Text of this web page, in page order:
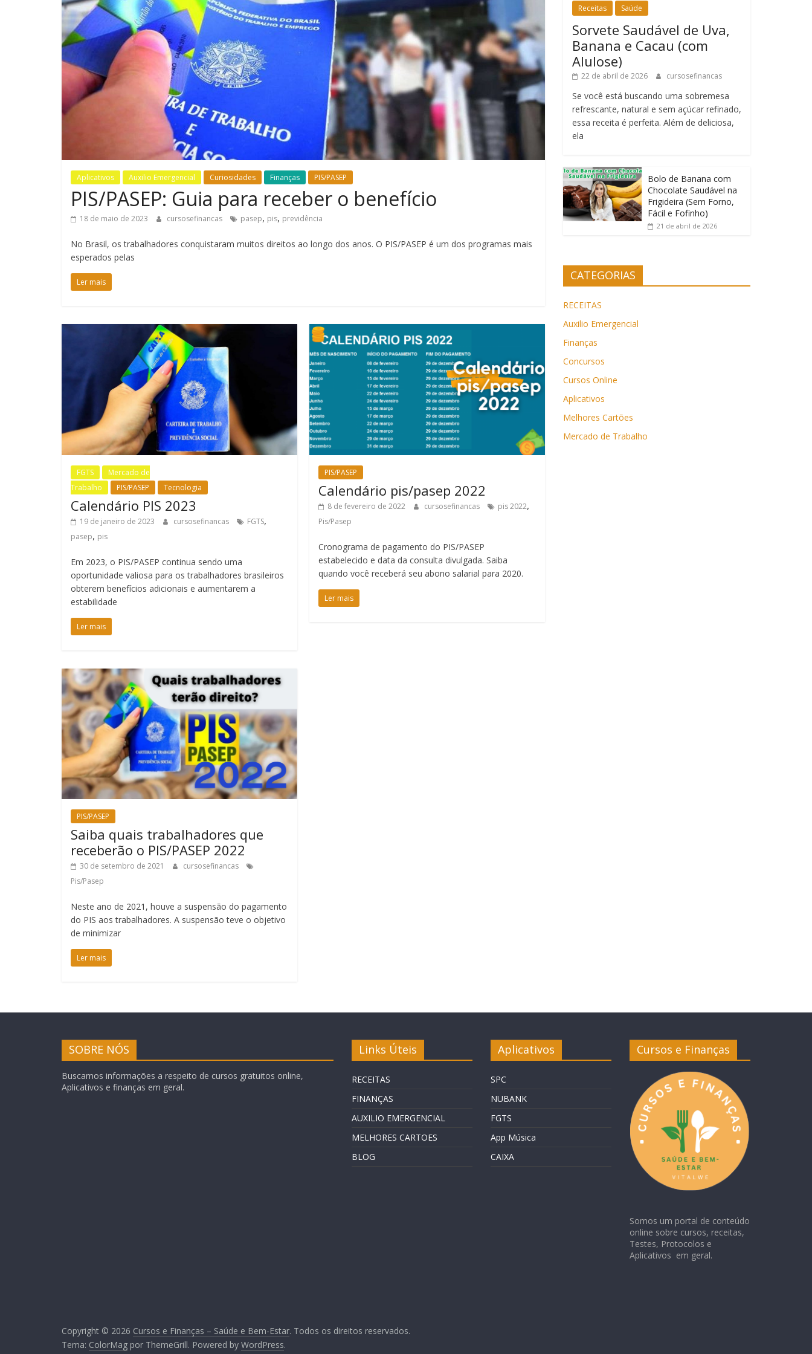
Aplicativos Auxilio Emergencial Curiosidades Finanças PIS/PASEP
PIS/PASEP: Guia para receber o benefício
18 de maio de 2023 cursosefinancas pasep, pis, previdência
No Brasil, os trabalhadores conquistaram muitos direitos ao longo dos anos. O PIS/PASEP é um dos programas mais
esperados pelas
Ler mais
FGTS
Mercado de
Trabalho
PIS/PASEP Tecnologia
Calendário PIS 2023
19 de janeiro de 2023 cursosefinancas FGTS,
pasep, pis
Em 2023, o PIS/PASEP continua sendo uma
oportunidade valiosa para os trabalhadores brasileiros
obterem benefícios adicionais e aumentarem a
estabilidade
Ler mais
PIS/PASEP
Calendário pis/pasep 2022
8 de fevereiro de 2022 cursosefinancas pis 2022,
Pis/Pasep
Cronograma de pagamento do PIS/PASEP
estabelecido e data da consulta divulgada. Saiba
quando você receberá seu abono salarial para 2020.
Ler mais
PIS/PASEP
Saiba quais trabalhadores que
receberão o PIS/PASEP 2022
30 de setembro de 2021
cursosefinancas
Pis/Pasep
Neste ano de 2021, houve a suspensão do pagamento
do PIS aos trabalhadores. A suspensão teve o objetivo
de minimizar
Ler mais
Receitas Saúde
Sorvete Saudável de Uva,
Banana e Cacau (com
Alulose)
22 de abril de 2026 cursosefinancas
Se você está buscando uma sobremesa
refrescante, natural e sem açúcar refinado,
essa receita é perfeita. Além de deliciosa,
ela
Bolo de Banana com
Chocolate Saudável na
Frigideira (Sem Forno,
Fácil e Fofinho)
21 de abril de 2026
CATEGORIAS
RECEITAS
Auxilio Emergencial
Finanças
Concursos
Cursos Online
Aplicativos
Melhores Cartões
Mercado de Trabalho
SOBRE NÓS
Buscamos informações a respeito de cursos gratuitos online,
Aplicativos e finanças em geral.
Links Úteis
RECEITAS
FINANÇAS
AUXILIO EMERGENCIAL
MELHORES CARTOES
BLOG
Aplicativos
SPC
NUBANK
FGTS
App Música
CAIXA
Cursos e Finanças
Somos um portal de conteúdo
online sobre cursos, receitas,
Testes, Protocolos e
Aplicativos em geral.
Copyright © 2026 Cursos e Finanças – Saúde e Bem-Estar. Todos os direitos reservados.
Tema: ColorMag por ThemeGrill. Powered by WordPress.